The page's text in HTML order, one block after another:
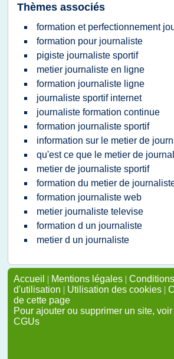
Thèmes associés
formation et perfectionnement
formation pour journaliste
pigiste journaliste sportif
metier journaliste en ligne
formation journaliste ligne
journaliste sportif internet
journaliste formation continue
formation journaliste sportif
information sur le metier de
qu'est ce que le metier de
metier de journaliste sportif
formation du metier de
formation journaliste web
metier journaliste televise
formation d un journaliste
metier d un journaliste
Accueil | Mentions légales |
d'utilisation | Utilisation des cookies |
de cette page
Pour ajouter ou supprimer un site,
CGUs